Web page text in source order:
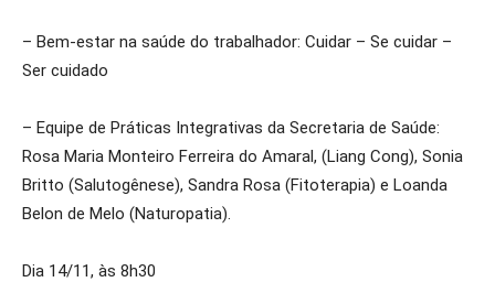
– Bem-estar na saúde do trabalhador: Cuidar – Se cuidar –
Ser cuidado
– Equipe de Práticas Integrativas da Secretaria de Saúde:
Rosa Maria Monteiro Ferreira do Amaral, (Liang Cong), Sonia
Britto (Salutogênese), Sandra Rosa (Fitoterapia) e Loanda
Belon de Melo (Naturopatia).
Dia 14/11, às 8h30